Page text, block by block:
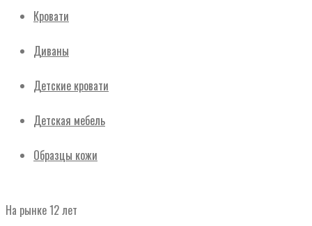
Кровати
Диваны
Детские кровати
Детская мебель
Образцы кожи
На рынке 12 лет